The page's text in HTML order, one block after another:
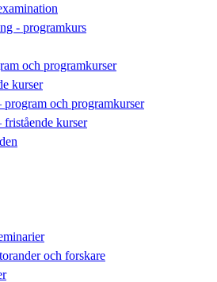
- programkurs
och programkurser
kurser
program och programkurser
fristående kurser
och forskare